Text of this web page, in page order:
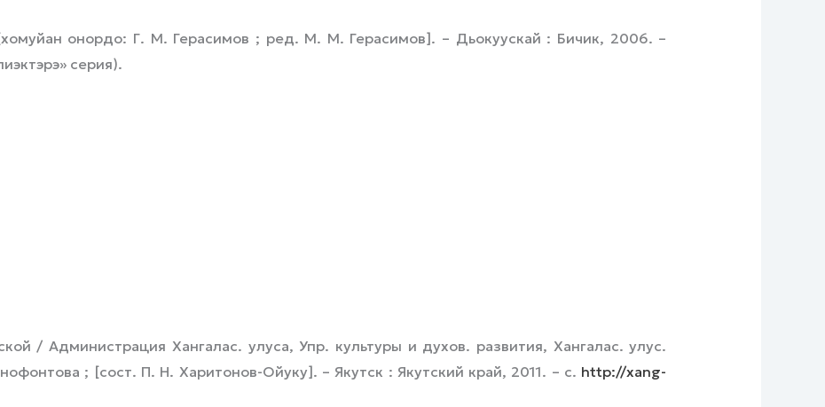
онордо: Г. М. Герасимов ; ред. М. М. Герасимов]. – Дьокуускай : Бичик, 2006. –
серия).
/ Администрация Хангалас. улуса, Упр. культуры и духов. развития, Хангалас. улус.
; [сост. П. Н. Харитонов-Ойуку]. – Якутск : Якутский край, 2011. – с. http://xang-